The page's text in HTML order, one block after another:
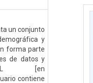
un conjunto
y
forma parte
de datos y
[en
contiene